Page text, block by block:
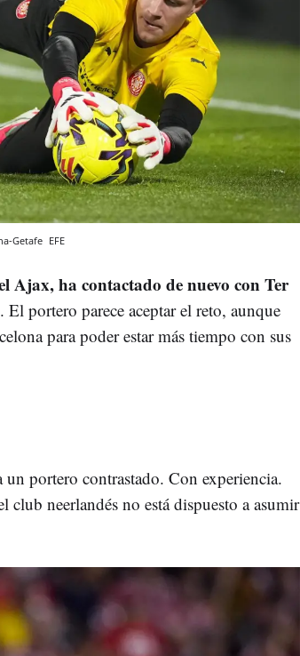
Getafe EFE
Ajax, ha contactado de nuevo con Ter
. El portero parece aceptar el reto, aunque
para poder estar más tiempo con sus
portero contrastado. Con experiencia.
club neerlandés no está dispuesto a asumir